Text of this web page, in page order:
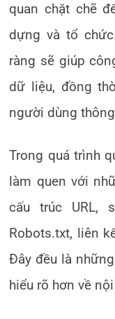
quan chặt chẽ
dựng và tổ
ràng sẽ giúp
dữ liệu, đồng
người dùng
Trong quá trình
làm quen với
cấu trúc URL,
Robots.txt, liên
Đây đều là
hiểu rõ hơn về